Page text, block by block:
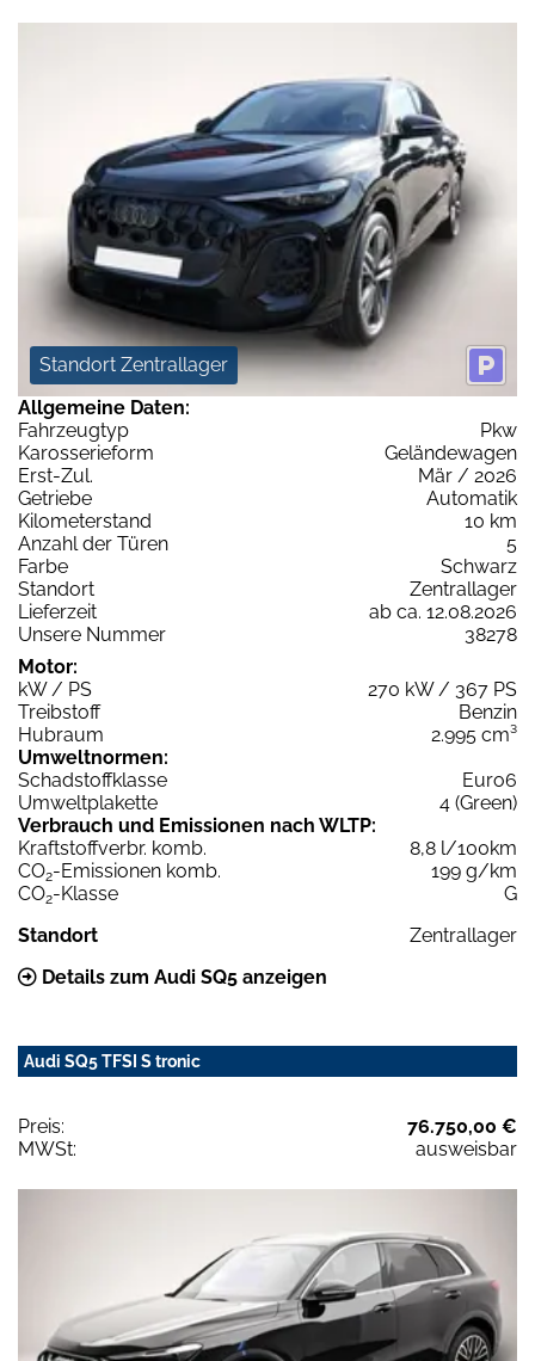
Standort Zentrallager
Allgemeine Daten:
Fahrzeugtyp
Pkw
Karosserieform
Geländewagen
Erst-Zul.
Mär / 2026
Getriebe
Automatik
Kilometerstand
10 km
Anzahl der Türen
5
Farbe
Schwarz
Standort
Zentrallager
Lieferzeit
ab ca. 12.08.2026
Unsere Nummer
38278
Motor:
kW / PS
270 kW / 367 PS
Treibstoff
Benzin
Hubraum
2.995 cm³
Umweltnormen:
Schadstoffklasse
Euro6
Umweltplakette
4 (Green)
Verbrauch und Emissionen nach WLTP:
Kraftstoffverbr. komb.
8,8 l/100km
CO2-Emissionen komb.
199 g/km
CO2-Klasse
G
Standort
Zentrallager
Details zum Audi SQ5 anzeigen
Audi SQ5 TFSI S tronic
Preis:
76.750,00 €
MWSt:
ausweisbar